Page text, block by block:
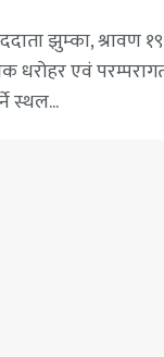
झुम्का, श्रावण
धरोहर एवं
स्थल...